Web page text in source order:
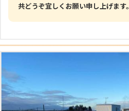
共どうぞ宜しくお願い申し上げます。